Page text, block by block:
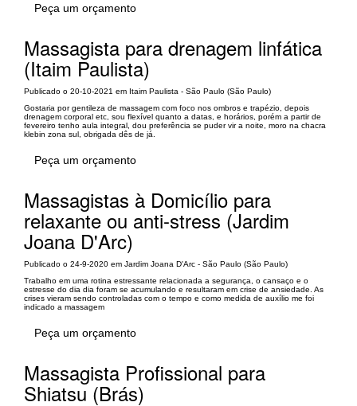
Peça um orçamento
Massagista para drenagem linfática
(Itaim Paulista)
Publicado o 20-10-2021 em Itaim Paulista - São Paulo (São Paulo)
Gostaria por gentileza de massagem com foco nos ombros e trapézio, depois
drenagem corporal etc, sou flexível quanto a datas, e horários, porém a partir de
fevereiro tenho aula integral, dou preferência se puder vir a noite, moro na chacra
klebin zona sul, obrigada dês de já.
Peça um orçamento
Massagistas à Domicílio para
relaxante ou anti-stress (Jardim
Joana D'Arc)
Publicado o 24-9-2020 em Jardim Joana D'Arc - São Paulo (São Paulo)
Trabalho em uma rotina estressante relacionada a segurança, o cansaço e o
estresse do dia dia foram se acumulando e resultaram em crise de ansiedade. As
crises vieram sendo controladas com o tempo e como medida de auxílio me foi
indicado a massagem
Peça um orçamento
Massagista Profissional para
Shiatsu (Brás)